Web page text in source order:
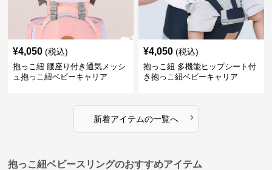
¥4,050 (税込)
抱っこ紐 腰座り付き通気メッシ
ュ抱っこ紐ベビーキャリア
¥4,050 (税込)
抱っこ紐 多機能ヒップシート付
き抱っこ紐ベビーキャリア
新着アイテムの一覧へ ›
抱っこ紐ベビースリングのおすすめアイテム